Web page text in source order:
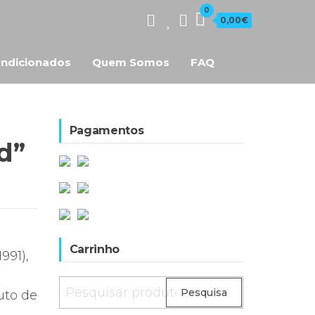
0
0,00€
Quem Somos FAQ
de
Pagamentos
Carrinho
Pesquisar
por:
Pesquisa